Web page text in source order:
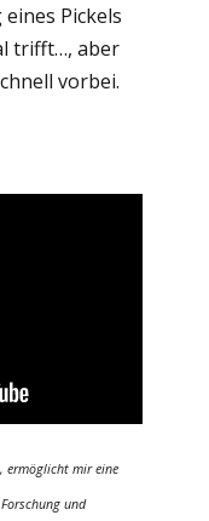
Pickels
trifft…, aber
vorbei.
ermöglicht mir eine
und